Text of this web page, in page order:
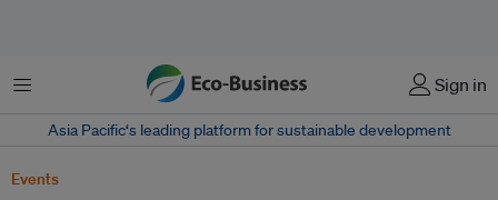
菜单 Sign in
Asia Pacific‘s leading platform for sustainable development
Events